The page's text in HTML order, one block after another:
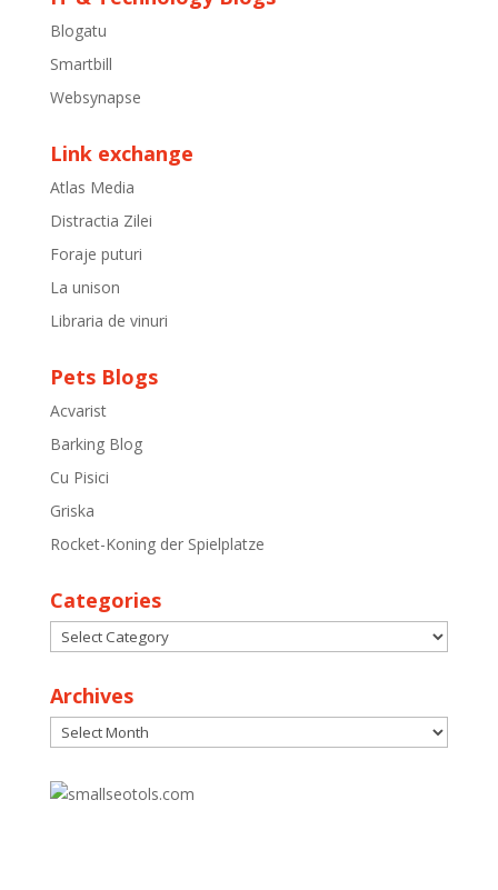
Blogatu
Smartbill
Websynapse
Link exchange
Atlas Media
Distractia Zilei
Foraje puturi
La unison
Libraria de vinuri
Pets Blogs
Acvarist
Barking Blog
Cu Pisici
Griska
Rocket-Koning der Spielplatze
Categories
Categories
Archives
Archives